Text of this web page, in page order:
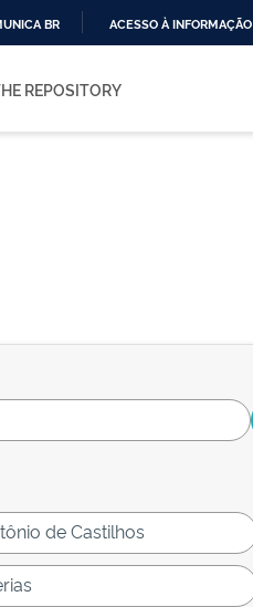
O
BR ACESSO À INFORMAÇÃO
REPOSITORY